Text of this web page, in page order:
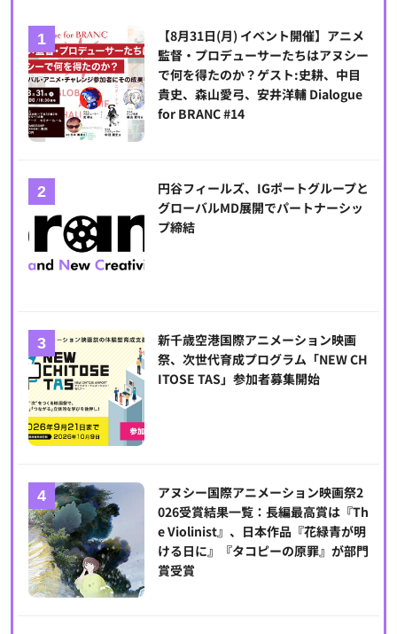
【8月31日(月) イベント開催】アニメ
監督・プロデューサーたちはアヌシー
で何を得たのか？ゲスト:史耕、中目
貴史、森山愛弓、安井洋輔 Dialogue
for BRANC #14
円谷フィールズ、IGポートグループと
グローバルMD展開でパートナーシッ
プ締結
新千歳空港国際アニメーション映画
祭、次世代育成プログラム「NEW CH
ITOSE TAS」参加者募集開始
アヌシー国際アニメーション映画祭2
026受賞結果一覧：長編最高賞は『Th
e Violinist』、日本作品『花緑青が明
ける日に』『タコピーの原罪』が部門
賞受賞